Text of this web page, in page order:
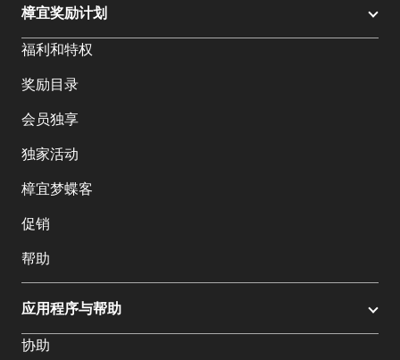
樟宜奖励计划
福利和特权
奖励目录
会员独享
独家活动
樟宜梦蝶客
促销
帮助
应用程序与帮助
协助